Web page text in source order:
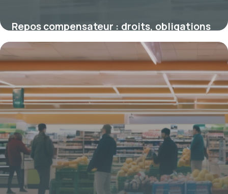
Repos compensateur : droits, obligations
et avantages pour les salariés
19 janvier 2026